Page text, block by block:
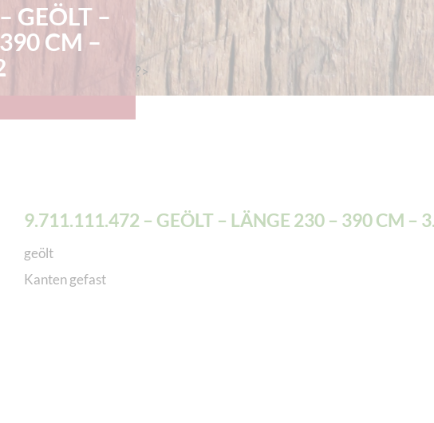
GEÖLT –
CM –
?>
9.711.111.472 – GEÖLT – LÄNGE 230 – 390 CM –
geölt
Kanten gefast